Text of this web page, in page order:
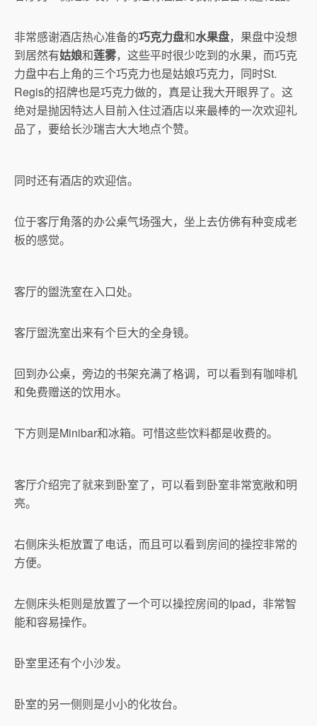
非常感谢酒店热心准备的巧克力盘和水果盘，果盘中没想
到居然有姑娘和莲雾，这些平时很少吃到的水果，而巧克
力盘中右上角的三个巧克力也是姑娘巧克力，同时St.
Regis的招牌也是巧克力做的，真是让我大开眼界了。这
绝对是抛因特达人目前入住过酒店以来最棒的一次欢迎礼
品了，要给长沙瑞吉大大地点个赞。
同时还有酒店的欢迎信。
位于客厅角落的办公桌气场强大，坐上去仿佛有种变成老
板的感觉。
客厅的盥洗室在入口处。
客厅盥洗室出来有个巨大的全身镜。
回到办公桌，旁边的书架充满了格调，可以看到有咖啡机
和免费赠送的饮用水。
下方则是Minibar和冰箱。可惜这些饮料都是收费的。
客厅介绍完了就来到卧室了，可以看到卧室非常宽敞和明
亮。
右侧床头柜放置了电话，而且可以看到房间的操控非常的
方便。
左侧床头柜则是放置了一个可以操控房间的Ipad，非常智
能和容易操作。
卧室里还有个小沙发。
卧室的另一侧则是小小的化妆台。